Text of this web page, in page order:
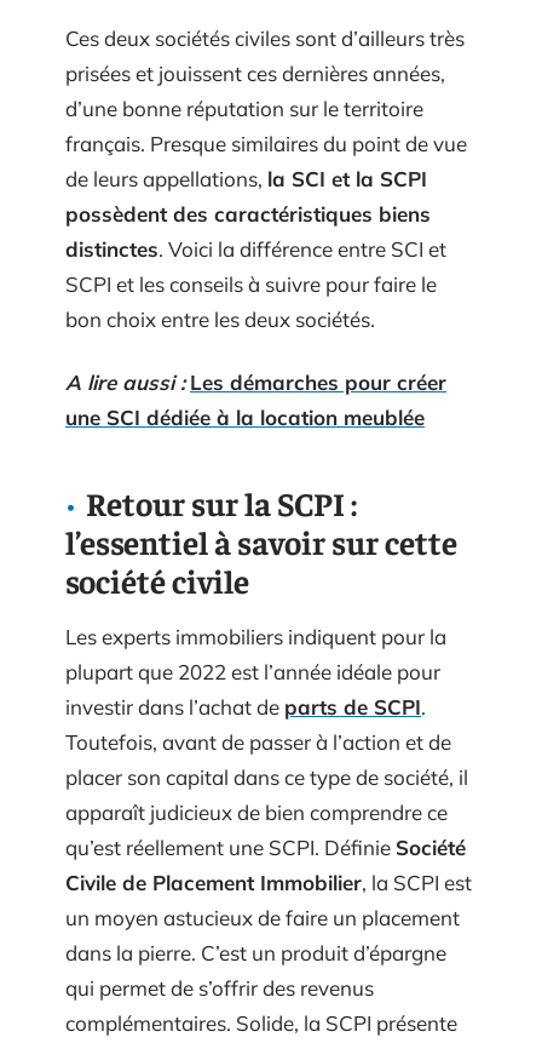
Ces deux sociétés civiles sont d’ailleurs très
prisées et jouissent ces dernières années,
d’une bonne réputation sur le territoire
français. Presque similaires du point de vue
de leurs appellations, la SCI et la SCPI
possèdent des caractéristiques biens
distinctes. Voici la différence entre SCI et
SCPI et les conseils à suivre pour faire le
bon choix entre les deux sociétés.
A lire aussi : Les démarches pour créer
une SCI dédiée à la location meublée
Retour sur la SCPI :
l’essentiel à savoir sur cette
société civile
Les experts immobiliers indiquent pour la
plupart que 2022 est l’année idéale pour
investir dans l’achat de parts de SCPI.
Toutefois, avant de passer à l’action et de
placer son capital dans ce type de société, il
apparaît judicieux de bien comprendre ce
qu’est réellement une SCPI. Définie Société
Civile de Placement Immobilier, la SCPI est
un moyen astucieux de faire un placement
dans la pierre. C’est un produit d’épargne
qui permet de s’offrir des revenus
complémentaires. Solide, la SCPI présente